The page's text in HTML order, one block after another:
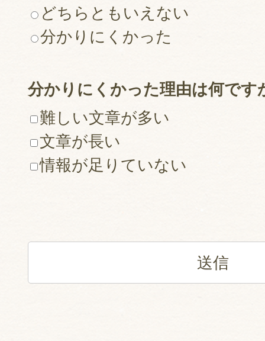
どちらともいえない
分かりにくかった
分かりにくかった理由は何です
難しい文章が多い
文章が長い
情報が足りていない